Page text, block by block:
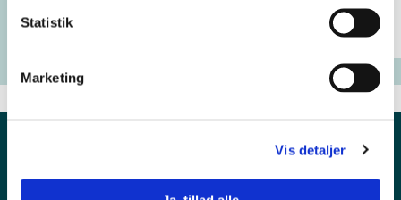
Statistik
Marketing
Vis detaljer